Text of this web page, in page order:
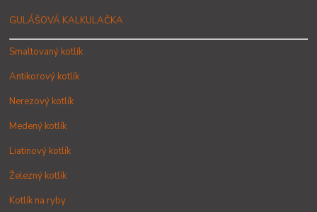
GULÁŠOVÁ KALKULAČKA
Smaltovaný kotlík
Antikorový kotlík
Nerezový kotlík
Medený kotlík
Liatinový kotlík
Železný kotlík
Kotlík na ryby